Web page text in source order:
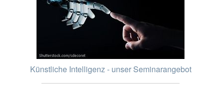
Künstliche Intelligenz - unser Seminarangebot